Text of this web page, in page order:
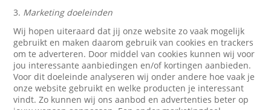
3. Marketing doeleinden
Wij hopen uiteraard dat jij onze website zo vaak mogelijk
gebruikt en maken daarom gebruik van cookies en trackers
om te adverteren. Door middel van cookies kunnen wij voor
jou interessante aanbiedingen en/of kortingen aanbieden.
Voor dit doeleinde analyseren wij onder andere hoe vaak je
onze website gebruikt en welke producten je interessant
vindt. Zo kunnen wij ons aanbod en advertenties beter op